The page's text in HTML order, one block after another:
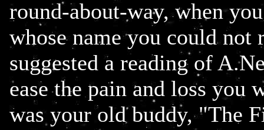
round-about-way, when
whose name you could not
suggested a reading of
ease the pain and loss you
was your old buddy, "The